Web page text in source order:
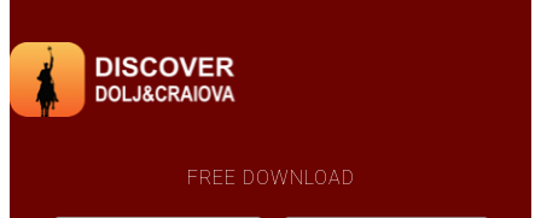
FREE DOWNLOAD